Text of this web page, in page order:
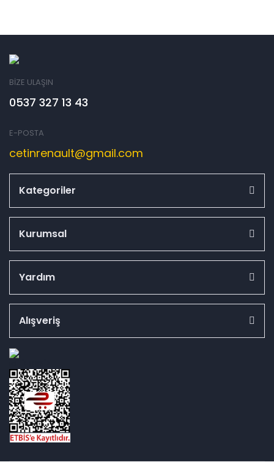
BİZE ULAŞIN
0537 327 13 43
E-POSTA
cetinrenault@gmail.com
Kategoriler
Kurumsal
Yardım
Alışveriş